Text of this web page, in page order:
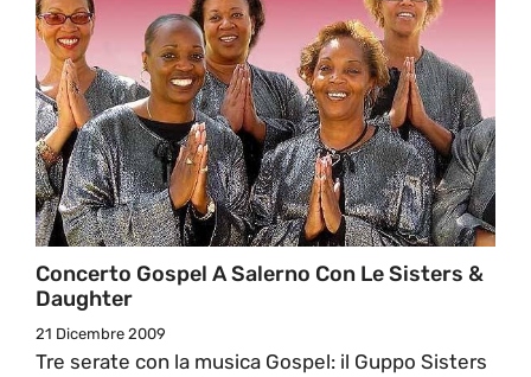
Concerto Gospel A Salerno Con Le Sisters &
Daughter
21 Dicembre 2009
Tre serate con la musica Gospel: il Guppo Sisters